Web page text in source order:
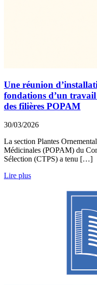
Une réunion
fondations d’un
des filières POPAM
30/03/2026
La section Plantes
Médicinales (POPAM) du
Sélection (CTPS) a tenu […]
Lire plus